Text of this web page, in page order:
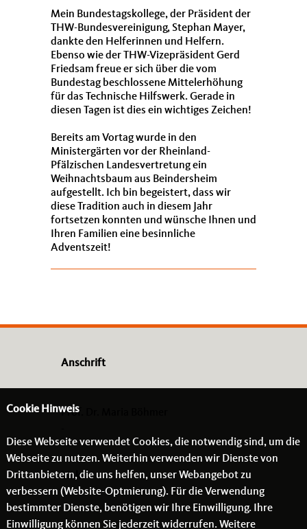
Mein Bundestagskollege, der Präsident der
THW-Bundesvereinigung, Stephan Mayer,
dankte den Helferinnen und Helfern.
Ebenso wie der THW-Vizepräsident Gerd
Friedsam freue er sich über die vom
Bundestag beschlossene Mittelerhöhung
für das Technische Hilfswerk. Gerade in
diesen Tagen ist dies ein wichtiges Zeichen!
Bereits am Vortag wurde in den
Ministergärten vor der Rheinland-
Pfälzischen Landesvertretung ein
Weihnachtsbaum aus Beindersheim
aufgestellt. Ich bin begeistert, dass wir
diese Tradition auch in diesem Jahr
fortsetzen konnten und wünsche Ihnen und
Ihren Familien eine besinnliche
Adventszeit!
Anschrift
Prof. Dr. Maria Böhmer
- -
Links
Cookie Hinweis
Diese Webseite verwendet Cookies, die notwendig sind, um die
Webseite zu nutzen. Weiterhin verwenden wir Dienste von
Drittanbietern, die uns helfen, unser Webangebot zu
verbessern (Website-Optmierung). Für die Verwendung
bestimmter Dienste, benötigen wir Ihre Einwilligung. Ihre
Einwilligung können Sie jederzeit widerrufen. Weitere